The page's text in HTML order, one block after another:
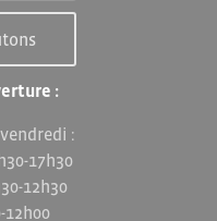
:
:
17h30
12h30
12h00